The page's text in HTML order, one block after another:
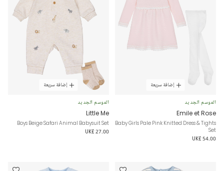
إضافة سريعة
الموسم الجديد
Emile et Rose
Baby Girls Pale Pink Knitted Dress & Tights
Set
UK£ 54.00
إضافة سريعة
الموسم الجديد
Little Me
Boys Beige Safari Animal Babysuit Set
UK£ 27.00